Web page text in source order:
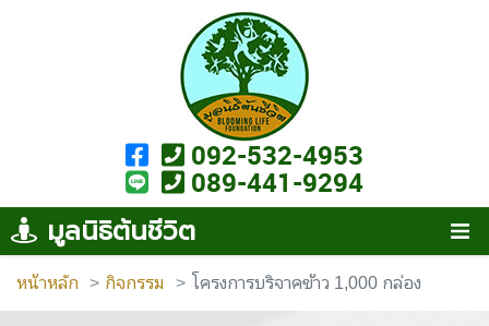
092-532-4953
089-441-9294
มูลนิธิต้นชีวิต
หน้าหลัก กิจกรรม โครงการบริจาคข้าว 1,000 กล่อง